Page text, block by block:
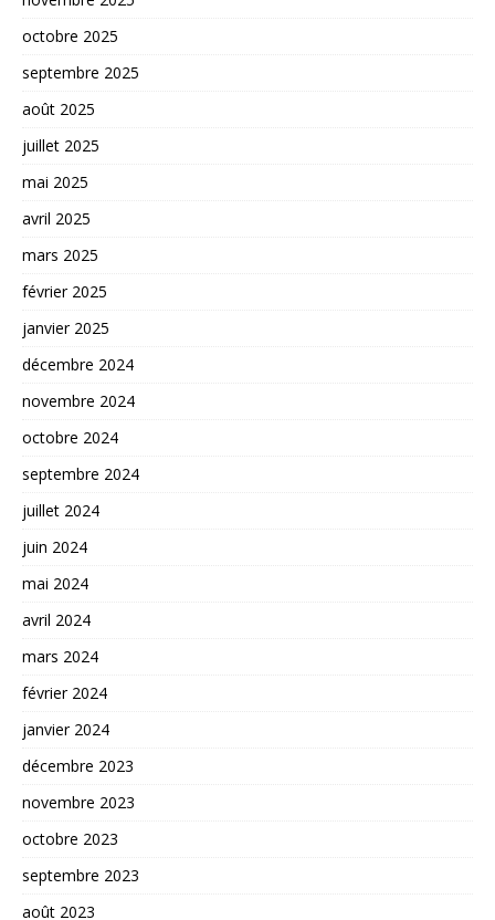
octobre 2025
septembre 2025
août 2025
juillet 2025
mai 2025
avril 2025
mars 2025
février 2025
janvier 2025
décembre 2024
novembre 2024
octobre 2024
septembre 2024
juillet 2024
juin 2024
mai 2024
avril 2024
mars 2024
février 2024
janvier 2024
décembre 2023
novembre 2023
octobre 2023
septembre 2023
août 2023